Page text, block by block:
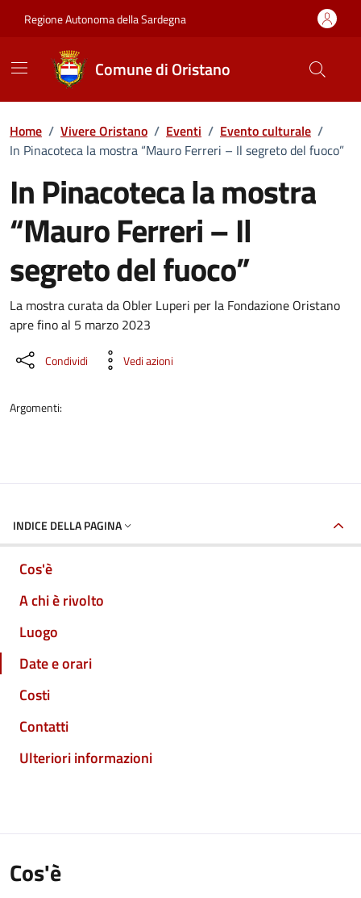
Regione Autonoma della Sardegna
Comune di Oristano
Home / Vivere Oristano / Eventi / Evento culturale /
In Pinacoteca la mostra “Mauro Ferreri – Il segreto del fuoco”
In Pinacoteca la mostra
“Mauro Ferreri – Il
segreto del fuoco”
Dettaglio dell'evento
La mostra curata da Obler Luperi per la Fondazione Oristano
apre fino al 5 marzo 2023
Condividi Vedi azioni
Argomenti:
INDICE DELLA PAGINA
Cos'è
A chi è rivolto
Luogo
Date e orari
Costi
Contatti
Ulteriori informazioni
Cos'è